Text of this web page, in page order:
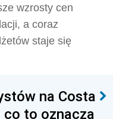
wzrosty cen
a coraz
staje się
na Costa
to oznacza